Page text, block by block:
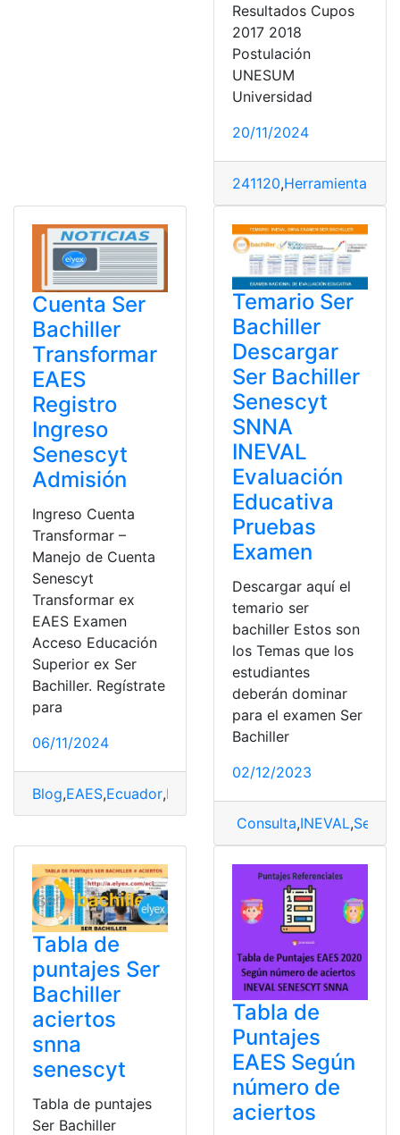
Resultados Cupos
2017 2018
Postulación
UNESUM
Universidad
20/11/2024
241120,Herramientas
Cuenta Ser
Bachiller
Transformar
EAES
Registro
Ingreso
Senescyt
Admisión
Ingreso Cuenta
Transformar –
Manejo de Cuenta
Senescyt
Transformar ex
EAES Examen
Acceso Educación
Superior ex Ser
Bachiller. Regístrate
para
06/11/2024
Blog,EAES,Ecuador,Educación
Temario Ser
Bachiller
Descargar
Ser Bachiller
Senescyt
SNNA
INEVAL
Evaluación
Educativa
Pruebas
Examen
Descargar aquí el
temario ser
bachiller Estos son
los Temas que los
estudiantes
deberán dominar
para el examen Ser
Bachiller
02/12/2023
Consulta,INEVAL,Ser
Tabla de
puntajes Ser
Bachiller
aciertos
snna
senescyt
Tabla de puntajes
Ser Bachiller
Tabla de
Puntajes
EAES Según
número de
aciertos